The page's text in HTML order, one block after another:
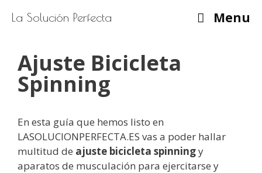
La Solución Perfecta Menu
Ajuste Bicicleta
Spinning
En esta guía que hemos listo en
LASOLUCIONPERFECTA.ES vas a poder hallar
multitud de ajuste bicicleta spinningy
aparatos de musculación para ejercitarse y